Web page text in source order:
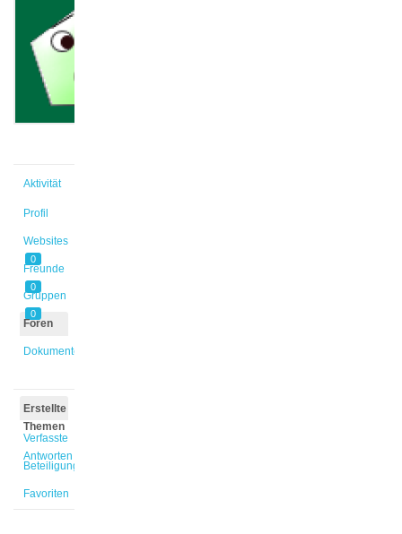
Aktivität
Profil
Websites
0
Freunde
0
Gruppen
0
Foren
Dokumente
Erstellte
Themen
Verfasste
Antworten
Beteiligungen
Favoriten